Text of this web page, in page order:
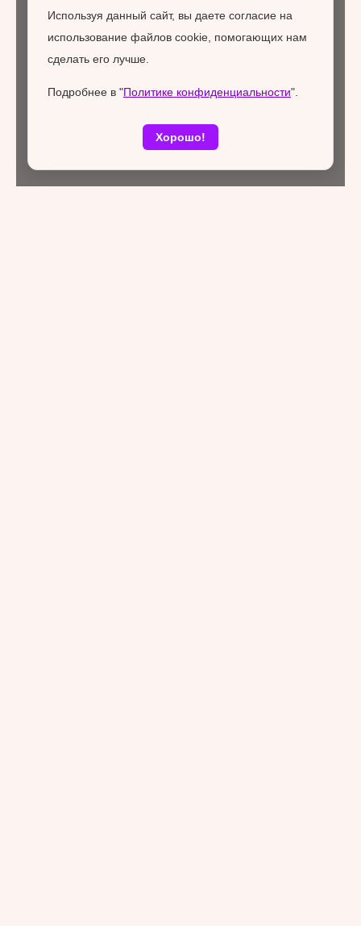
Используя данный сайт, вы даете согласие на
использование файлов cookie, помогающих нам
сделать его лучше.
Подробнее в "Политике конфиденциальности".
Хорошо!